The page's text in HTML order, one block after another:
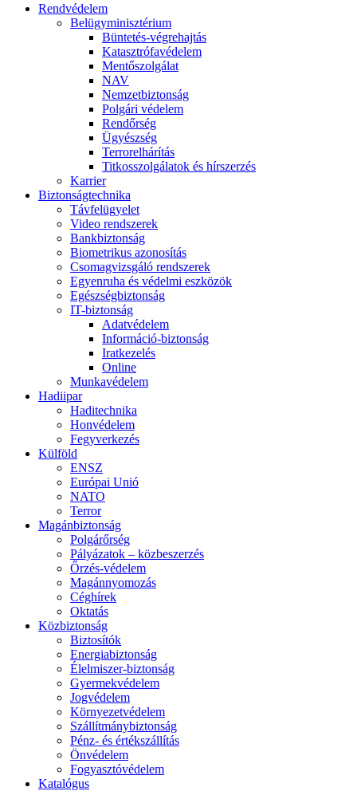
Rendvédelem
Belügyminisztérium
Büntetés-végrehajtás
Katasztrófavédelem
Mentőszolgálat
NAV
Nemzetbiztonság
Polgári védelem
Rendőrség
Ügyészség
Terrorelhárítás
Titkosszolgálatok és hírszerzés
Karrier
Biztonságtechnika
Távfelügyelet
Video rendszerek
Bankbiztonság
Biometrikus azonosítás
Csomagvizsgáló rendszerek
Egyenruha és védelmi eszközök
Egészségbiztonság
IT-biztonság
Adatvédelem
Információ-biztonság
Iratkezelés
Online
Munkavédelem
Hadiipar
Haditechnika
Honvédelem
Fegyverkezés
Külföld
ENSZ
Európai Unió
NATO
Terror
Magánbiztonság
Polgárőrség
Pályázatok – közbeszerzés
Őrzés-védelem
Magánnyomozás
Céghírek
Oktatás
Közbiztonság
Biztosítók
Energiabiztonság
Élelmiszer-biztonság
Gyermekvédelem
Jogvédelem
Környezetvédelem
Szállítmánybiztonság
Pénz- és értékszállítás
Önvédelem
Fogyasztóvédelem
Katalógus